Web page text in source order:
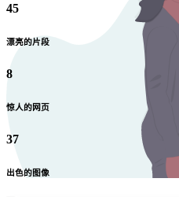
45
漂亮的片段
8
惊人的网页
37
出色的图像